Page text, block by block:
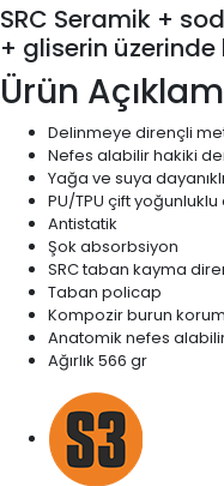
SRC Seramik +
+ gliserin
Ürün
Delinmeye dirençli
Nefes alabilir hakiki
Yağa ve suya
PU/TPU çift
Antistatik
Şok absorbsiyon
SRC taban kayma
Taban policap
Kompozir burun
Anatomik nefes
Ağırlık 566 gr